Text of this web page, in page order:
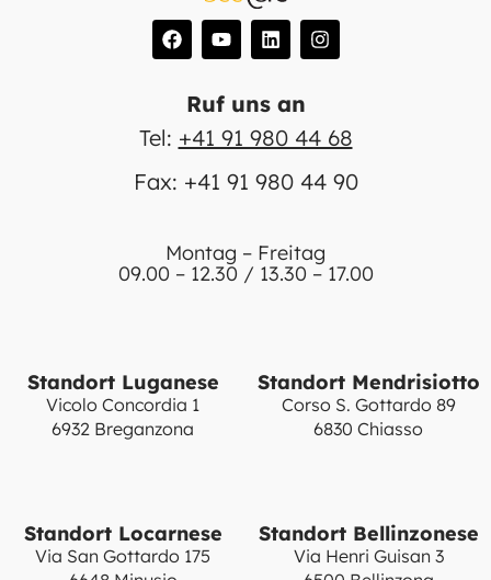
Ruf uns an
Tel: +41 91 980 44 68
Fax: +41 91 980 44 90
Montag – Freitag
09.00 – 12.30 / 13.30 – 17.00
Standort Luganese
Vicolo Concordia 1
6932 Breganzona
Standort Mendrisiotto
Corso S. Gottardo 89
6830 Chiasso
Standort Locarnese
Via San Gottardo 175
Standort Bellinzonese
Via Henri Guisan 3